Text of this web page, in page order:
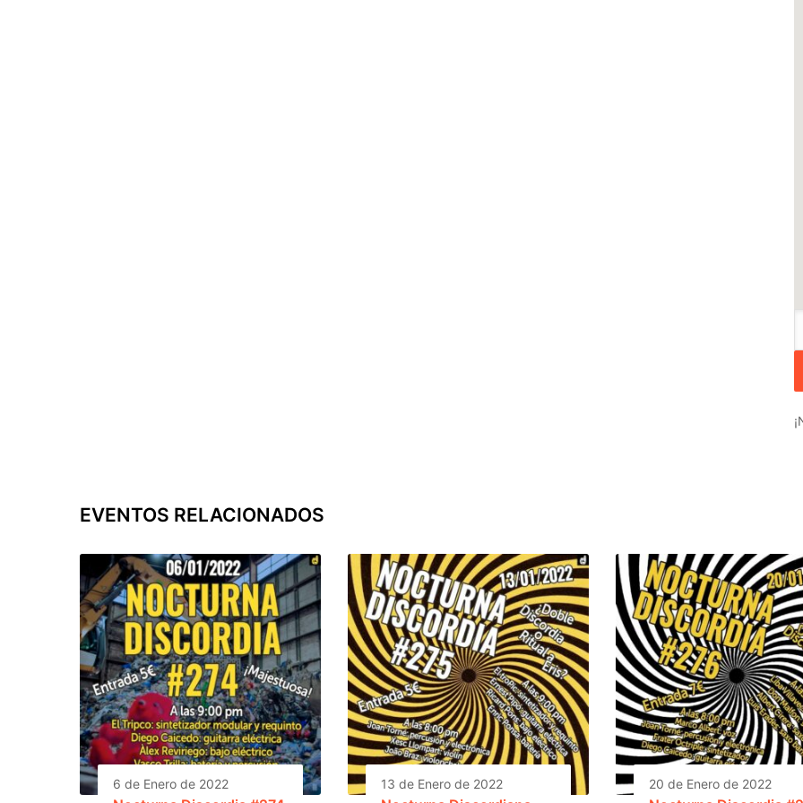
EVENTOS RELACIONADOS
6 de Enero de 2022 13 de Enero de 2022 20 de Enero de 2022